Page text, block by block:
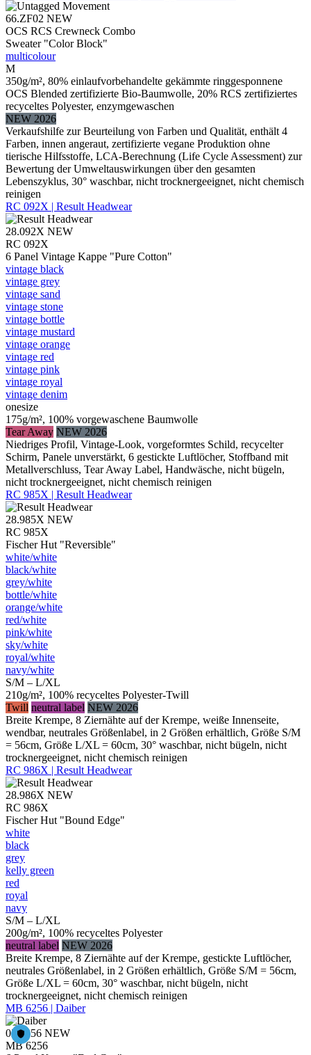
66.ZF02 NEW
OCS RCS Crewneck Combo
Sweater "Color Block"
multicolour
M
350g/m², 80% einlaufvorbehandelte gekämmte ringgesponnene
OCS Blended zertifizierte Bio-Baumwolle, 20% RCS zertifiziertes
recyceltes Polyester, enzymgewaschen
NEW 2026
Verkaufshilfe zur Beurteilung von Farben und Qualität, enthält 4
Farben, innen angeraut, zertifizierte vegane Produktion ohne
tierische Hilfsstoffe, LCA-Berechnung (Life Cycle Assessment) zur
Bewertung der Umweltauswirkungen über den gesamten
Lebenszyklus, 30° waschbar, nicht trocknergeeignet, nicht chemisch
reinigen
RC 092X | Result Headwear
28.092X NEW
RC 092X
6 Panel Vintage Kappe "Pure Cotton"
vintage black
vintage grey
vintage sand
vintage stone
vintage bottle
vintage mustard
vintage orange
vintage red
vintage pink
vintage royal
vintage denim
onesize
175g/m², 100% vorgewaschene Baumwolle
Tear Away NEW 2026
Niedriges Profil, Vintage-Look, vorgeformtes Schild, recycelter
Schirm, Panele unverstärkt, 6 gestickte Luftlöcher, Stoffband mit
Metallverschluss, Tear Away Label, Handwäsche, nicht bügeln,
nicht trocknergeeignet, nicht chemisch reinigen
RC 985X | Result Headwear
28.985X NEW
RC 985X
Fischer Hut "Reversible"
white/​white
black/​white
grey/​white
bottle/​white
orange/​white
red/​white
pink/​white
sky/​white
royal/​white
navy/​white
S/M – L/XL
210g/m², 100% recyceltes Polyester-Twill
Twill neutral label NEW 2026
Breite Krempe, 8 Ziernähte auf der Krempe, weiße Innenseite,
wendbar, neutrales Größenlabel, in 2 Größen erhältlich, Größe S/M
= 56cm, Größe L/XL = 60cm, 30° waschbar, nicht bügeln, nicht
trocknergeeignet, nicht chemisch reinigen
RC 986X | Result Headwear
28.986X NEW
RC 986X
Fischer Hut "Bound Edge"
white
black
grey
kelly green
red
royal
navy
S/M – L/XL
200g/m², 100% recyceltes Polyester
neutral label NEW 2026
Breite Krempe, 8 Ziernähte auf der Krempe, gestickte Luftlöcher,
neutrales Größenlabel, in 2 Größen erhältlich, Größe S/M = 56cm,
Größe L/XL = 60cm, 30° waschbar, nicht bügeln, nicht
trocknergeeignet, nicht chemisch reinigen
MB 6256 | Daiber
03.6256 NEW
MB 6256